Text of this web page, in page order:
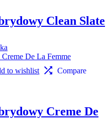
Clean Slate
to wishlist Compare
Creme De